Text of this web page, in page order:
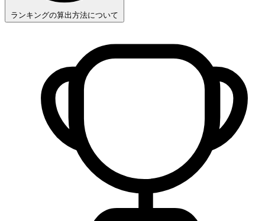
ランキングの算出方法について